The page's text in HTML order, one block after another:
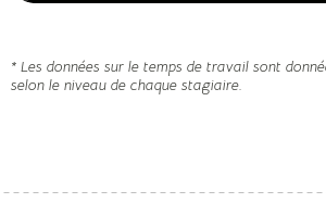
ACCOMPAGNEMENT PROJET
* Les données sur le temps de travail sont
selon le niveau de chaque stagiaire.